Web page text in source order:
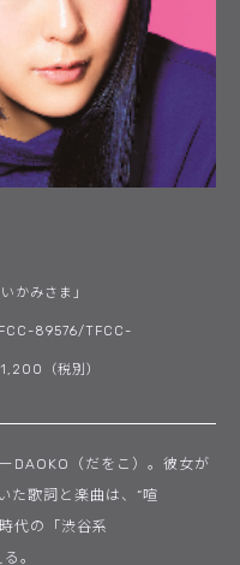
かみさま」
89576/TFCC-
（税別）
DAOKO（だをこ）。彼女が
た歌詞と楽曲は、“喧
代の「渋谷系
。